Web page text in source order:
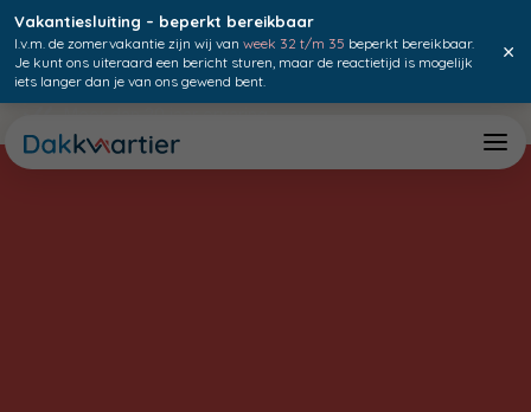
Vakantiesluiting – beperkt bereikbaar
I.v.m. de zomervakantie zijn wij van week 32 t/m 35 beperkt bereikbaar.
Je kunt ons uiteraard een bericht sturen, maar de reactietijd is mogelijk
iets langer dan je van ons gewend bent.
×